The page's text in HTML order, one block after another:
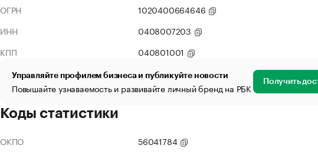
ОГРН
1020400664646
ИНН
0408007203
КПП
040801001
Управляйте профилем бизнеса и публикуйте новости
Повышайте узнаваемость и развивайте личный бренд на РБК Получить
Коды статистики
ОКПО
56041784